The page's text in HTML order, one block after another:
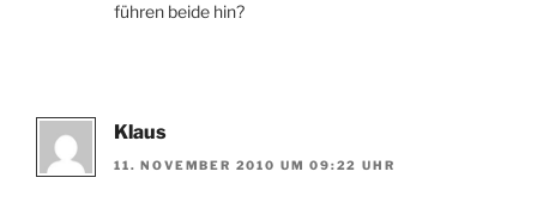
führen beide hin?
Klaus
11. NOVEMBER 2010 UM 09:22 UHR